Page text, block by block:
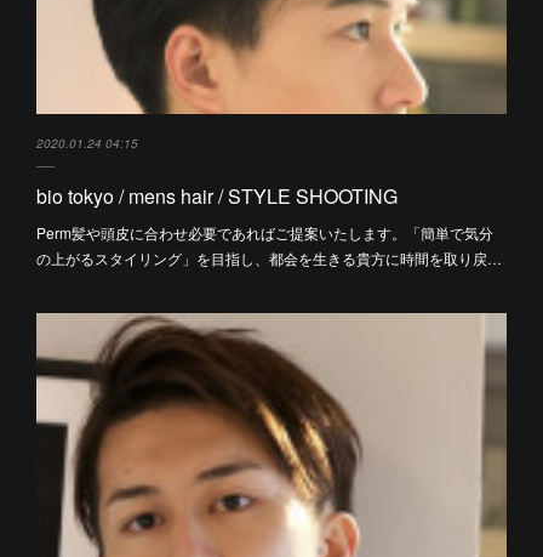
2020.01.24 04:15
bio tokyo / mens hair / STYLE SHOOTING
Perm髪や頭皮に合わせ必要であればご提案いたします。「簡単で気分
の上がるスタイリング」を目指し、都会を生きる貴方に時間を取り戻…